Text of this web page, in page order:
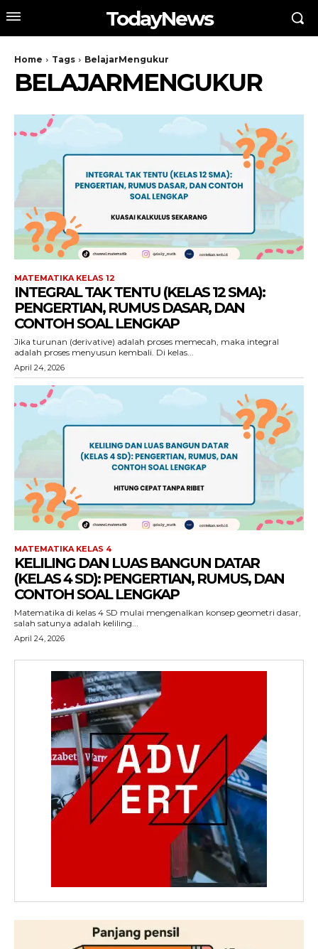
TodayNews
Home Tags BelajarMengukur
BELAJARMENGUKUR
MATEMATIKA KELAS 12
INTEGRAL TAK TENTU (KELAS 12 SMA):
PENGERTIAN, RUMUS DASAR, DAN
CONTOH SOAL LENGKAP
Jika turunan (derivative) adalah proses memecah, maka integral
adalah proses menyusun kembali. Di kelas...
April 24, 2026
MATEMATIKA KELAS 4
KELILING DAN LUAS BANGUN DATAR
(KELAS 4 SD): PENGERTIAN, RUMUS, DAN
CONTOH SOAL LENGKAP
Matematika di kelas 4 SD mulai mengenalkan konsep geometri dasar,
salah satunya adalah keliling...
April 24, 2026